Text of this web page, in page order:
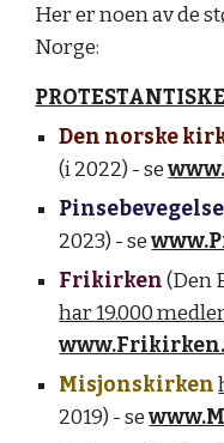
Her er noen av de
Norge:
Den norske
(i 2022) - se
2023) - se
Frikirken(Den
har 19.000
Misjonskirken
2019) - se